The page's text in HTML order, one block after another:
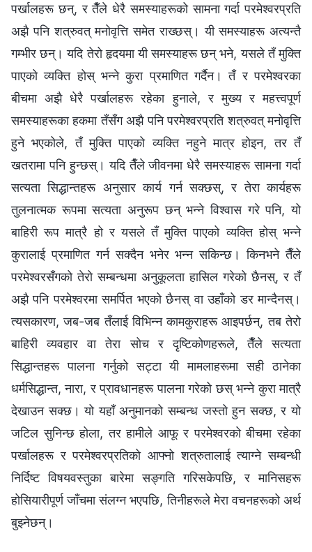
पर्खालहरू छन्, र तैँले धेरै समस्याहरूको सामना गर्दा परमेश्‍वरप्रति
अझै पनि शत्रुवत् मनोवृत्ति समेत राख्छस्। यी समस्याहरू अत्यन्तै
गम्भीर छन्। यदि तेरो हृदयमा यी समस्याहरू छन् भने, यसले तँ मुक्ति
पाएको व्यक्ति होस् भन्‍ने कुरा प्रमाणित गर्दैन। तँ र परमेश्‍वरका
बीचमा अझै धेरै पर्खालहरू रहेका हुनाले, र मुख्य र महत्त्वपूर्ण
समस्याहरूका हकमा तँसँग अझै पनि परमेश्‍वरप्रति शत्रुवत् मनोवृत्ति
हुने भएकोले, तँ मुक्ति पाएको व्यक्ति नहुने मात्र होइन, तर तँ
खतरामा पनि हुन्छस्। यदि तैँले जीवनमा धेरै समस्याहरू सामना गर्दा
सत्यता सिद्धान्तहरू अनुसार कार्य गर्न सक्छस्, र तेरा कार्यहरू
तुलनात्मक रूपमा सत्यता अनुरूप छन् भन्‍ने विश्‍वास गरे पनि, यो
बाहिरी रूप मात्रै हो र यसले तँ मुक्ति पाएको व्यक्ति होस् भन्‍ने
कुरालाई प्रमाणित गर्न सक्दैन भनेर भन्‍न सकिन्छ। किनभने तैँले
परमेश्‍वरसँगको तेरो सम्बन्धमा अनुकूलता हासिल गरेको छैनस्, र तँ
अझै पनि परमेश्‍वरमा समर्पित भएको छैनस् वा उहाँको डर मान्दैनस्।
त्यसकारण, जब-जब तँलाई विभिन्‍न कामकुराहरू आइपर्छन्, तब तेरो
बाहिरी व्यवहार वा तेरा सोच र दृष्टिकोणहरूले, तैँले सत्यता
सिद्धान्तहरू पालना गर्नुको सट्टा यी मामलाहरूमा सही ठानेका
धर्मसिद्धान्त, नारा, र प्रावधानहरू पालना गरेको छस् भन्‍ने कुरा मात्रै
देखाउन सक्छ। यो यहाँ अनुमानको सम्बन्ध जस्तो हुन सक्छ, र यो
जटिल सुनिन्छ होला, तर हामीले आफू र परमेश्‍वरको बीचमा रहेका
पर्खालहरू र परमेश्‍वरप्रतिको आफ्नो शत्रुतालाई त्याग्‍ने सम्बन्धी
निर्दिष्ट विषयवस्तुका बारेमा सङ्गति गरिसकेपछि, र मानिसहरू
होसियारीपूर्ण जाँचमा संलग्‍न भएपछि, तिनीहरूले मेरा वचनहरूको अर्थ
बुझ्नेछन्।